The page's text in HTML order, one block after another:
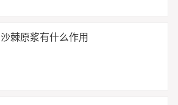
沙棘原浆有什么作用